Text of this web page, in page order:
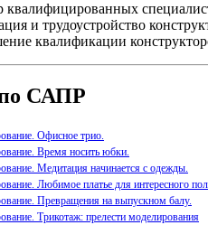
квалифицированных
и трудоустройство
квалификации
САПР
Офисное трио.
Время носить юбки.
Медитация начинается с одежды.
Любимое платье для интересного
Превращения на выпускном балу.
Трикотаж: прелести моделирования